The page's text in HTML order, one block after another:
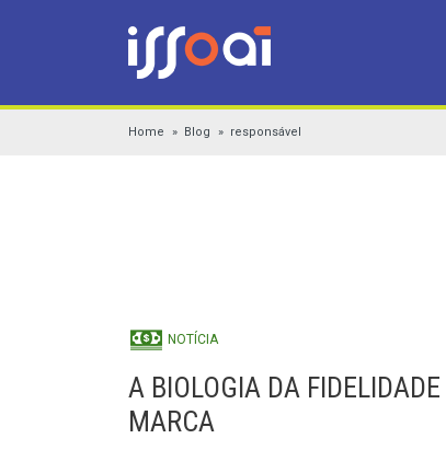
Home Blog responsável
NOTÍCIA
A BIOLOGIA DA
MARCA